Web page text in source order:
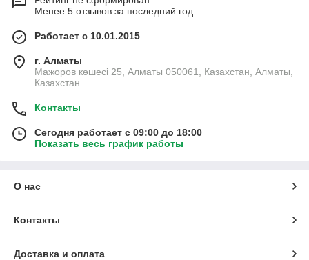
Менее 5 отзывов за последний год
Работает с 10.01.2015
г. Алматы
Мажоров көшесі 25, Алматы 050061, Казахстан, Алматы,
Казахстан
Контакты
Сегодня работает с 09:00 до 18:00
Показать весь график работы
О нас
Контакты
Доставка и оплата